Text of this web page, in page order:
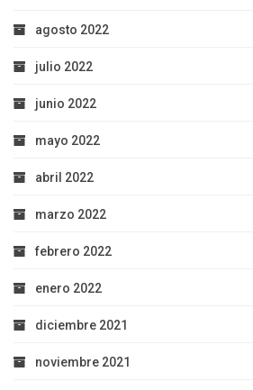
agosto 2022
julio 2022
junio 2022
mayo 2022
abril 2022
marzo 2022
febrero 2022
enero 2022
diciembre 2021
noviembre 2021